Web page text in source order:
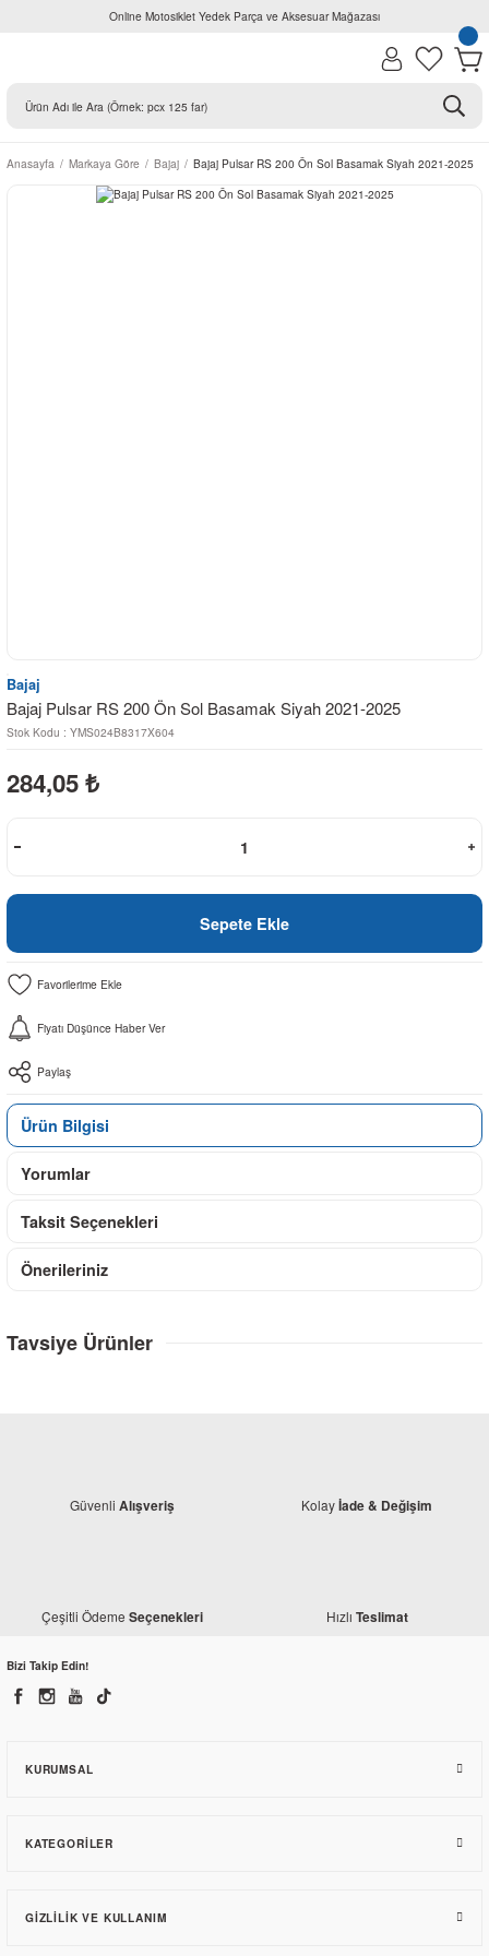
Online Motosiklet Yedek Parça ve Aksesuar Mağazası
Anasayfa Markaya Göre Bajaj Bajaj Pulsar RS 200 Ön Sol Basamak Siyah 2021-2025
Bajaj
Bajaj Pulsar RS 200 Ön Sol Basamak Siyah 2021-2025
Stok Kodu : YMS024B8317X604
284,05 ₺
Sepete Ekle
Fiyatı Düşünce Haber Ver
Paylaş
Ürün Bilgisi
Yorumlar
Taksit Seçenekleri
Önerileriniz
Tavsiye Ürünler
Bajaj Pulsar RS 200 Jant Şeridi Siyah-Gri
Güvenli Alışveriş Kolayİade & Değişim
Çeşitli Ödeme Seçenekleri Hızlı Teslimat
Bizi Takip Edin!
KURUMSAL
KATEGORILER
GIZLILIK VE KULLANIM